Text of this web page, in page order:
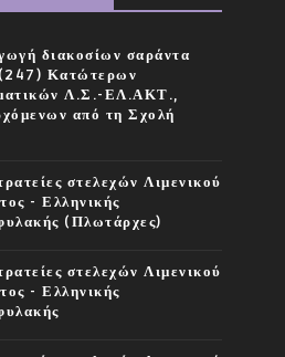
διακοσίων σαράντα
Κατώτερων
Λ.Σ.-ΕΛ.ΑΚΤ.,
από τη Σχολή
στελεχών Λιμενικού
- Ελληνικής
(Πλωτάρχες)
στελεχών Λιμενικού
- Ελληνικής